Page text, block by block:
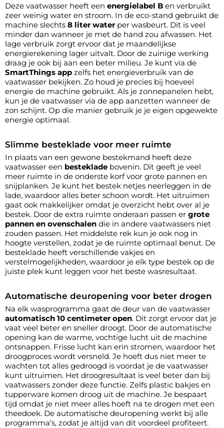
Deze vaatwasser heeft een energielabel B en verbruikt
zeer weinig water en stroom. In de eco-stand gebruikt de
machine slechts 8 liter waterper wasbeurt. Dit is veel
minder dan wanneer je met de hand zou afwassen. Het
lage verbruik zorgt ervoor dat je maandelijkse
energierekening lager uitvalt. Door de zuinige werking
draag je ook bij aan een beter milieu. Je kunt via de
SmartThings app zelfs het energieverbruik van de
vaatwasser bekijken. Zo houd je precies bij hoeveel
energie de machine gebruikt. Als je zonnepanelen hebt,
kun je de vaatwasser via de app aanzetten wanneer de
zon schijnt. Op die manier gebruik je je eigen opgewekte
energie optimaal.
Slimme besteklade voor meer ruimte
In plaats van een gewone bestekmand heeft deze
vaatwasser een besteklade bovenin. Dit geeft je veel
meer ruimte in de onderste korf voor grote pannen en
snijplanken. Je kunt het bestek netjes neerleggen in de
lade, waardoor alles beter schoon wordt. Het uitruimen
gaat ook makkelijker omdat je overzicht hebt over al je
bestek. Door de extra ruimte onderaan passen er grote
pannen en ovenschalen die in andere vaatwassers niet
zouden passen. Het middelste rek kun je ook nog in
hoogte verstellen, zodat je de ruimte optimaal benut. De
besteklade heeft verschillende vakjes en
verstelmogelijkheden, waardoor je elk type bestek op de
juiste plek kunt leggen voor het beste wasresultaat.
Automatische deuropening voor beter drogen
Na elk wasprogramma gaat de deur van de vaatwasser
automatisch 10 centimeter open. Dit zorgt ervoor dat je
vaat veel beter en sneller droogt. Door de automatische
opening kan de warme, vochtige lucht uit de machine
ontsnappen. Frisse lucht kan erin stromen, waardoor het
droogproces wordt versneld. Je hoeft dus niet meer te
wachten tot alles gedroogd is voordat je de vaatwasser
kunt uitruimen. Het droogresultaat is veel beter dan bij
vaatwassers zonder deze functie. Zelfs plastic bakjes en
tupperware komen droog uit de machine. Je bespaart
tijd omdat je niet meer alles hoeft na te drogen met een
theedoek. De automatische deuropening werkt bij alle
programma’s, zodat je altijd van dit voordeel profiteert.